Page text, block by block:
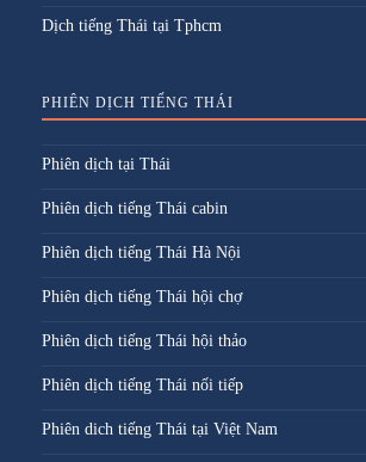
Dịch tiếng Thái tại Tphcm
PHIÊN DỊCH TIẾNG THÁI
Phiên dịch tại Thái
Phiên dịch tiếng Thái cabin
Phiên dịch tiếng Thái Hà Nội
Phiên dịch tiếng Thái hội chợ
Phiên dịch tiếng Thái hội thảo
Phiên dịch tiếng Thái nối tiếp
Phiên dich tiếng Thái tại Việt Nam